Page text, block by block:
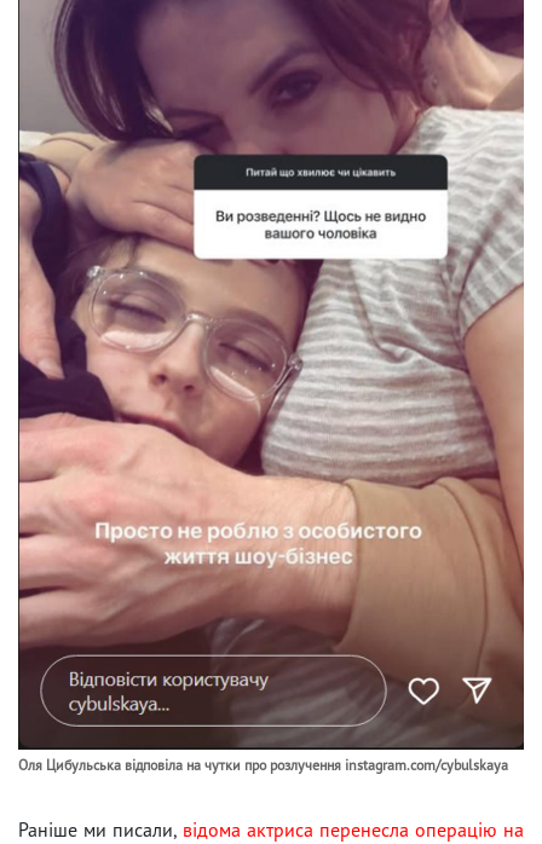
Оля Цибульська відповіла на чутки про розлучення instagram.com/cybulskaya
Раніше ми писали, відома актриса перенесла операцію на